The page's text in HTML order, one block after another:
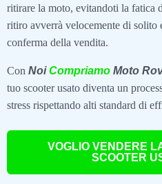
ritirare la moto, evitandoti la fatica
ritiro avverrà velocemente di solito
conferma della vendita.
Con NoiCompriamo Moto
tuo scooter usato diventa un
stress rispettando alti standard di
VOGLIO VENDERE
SCOOTER